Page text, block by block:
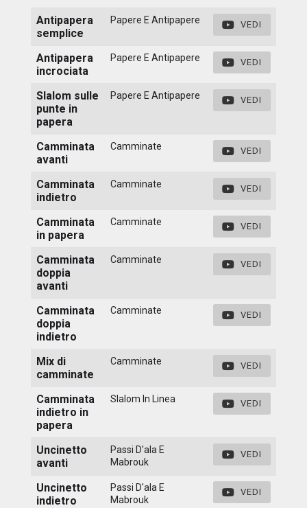
Antipapera
semplice
Papere E Antipapere VEDI
Antipapera
incrociata
Papere E Antipapere VEDI
Slalom sulle
punte in
papera
Papere E Antipapere VEDI
Camminata
avanti
Camminate VEDI
Camminata
indietro
Camminate VEDI
Camminata
in papera
Camminate VEDI
Camminata
doppia
avanti
Camminate VEDI
Camminata
doppia
indietro
Camminate VEDI
Mix di
camminate
Camminate VEDI
Camminata
indietro in
papera
Slalom In Linea VEDI
Uncinetto
avanti
Passi D'ala E
Mabrouk
VEDI
Uncinetto
indietro
Passi D'ala E
Mabrouk
VEDI